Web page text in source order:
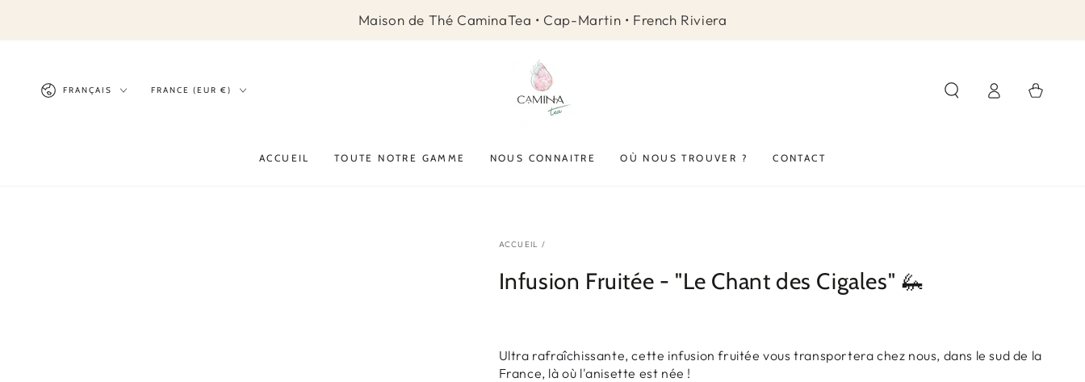
Maison de Thé CaminaTea • Cap-Martin • French Riviera
LangueFRANÇAIS Pays/région
FRANCE (EUR €)
ACCUEIL TOUTE NOTRE GAMME NOUS CONNAITRE OÙ NOUS TROUVER ? CONTACT
Connexion Panier
ACCUEIL /
Infusion Fruitée - "Le Chant des Cigales" 🦗
Ultra rafraîchissante, cette infusion fruitée vous transportera chez nous, dans le sud de la
France, là où l'anisette est née !